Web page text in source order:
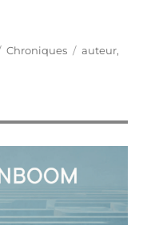
Catégories
Chroniques Étiquettes
auteur,